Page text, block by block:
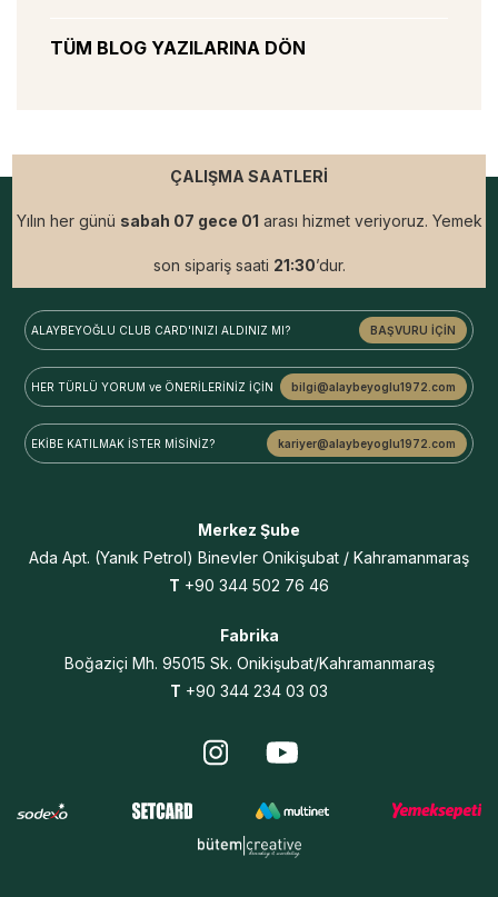
TÜM BLOG YAZILARINA DÖN
ÇALIŞMA SAATLERİ
Yılın her günü sabah 07 gece 01 arası hizmet veriyoruz. Yemek
son sipariş saati 21:30’dur.
ALAYBEYOĞLU CLUB CARD'INIZI ALDINIZ MI? BAŞVURU İÇİN
HER TÜRLÜ YORUM ve ÖNERİLERİNİZ İÇİN bilgi@alaybeyoglu1972.com
EKİBE KATILMAK İSTER MİSİNİZ? kariyer@alaybeyoglu1972.com
Merkez Şube
Ada Apt. (Yanık Petrol) Binevler Onikişubat / Kahramanmaraş
T +90 344 502 76 46
Fabrika
Boğaziçi Mh. 95015 Sk. Onikişubat/Kahramanmaraş
T +90 344 234 03 03